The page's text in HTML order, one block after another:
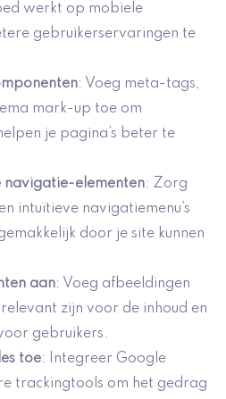
werkt op mobiele
gebruikerservaringen te
: Voeg meta-tags,
mark-up toe om
je pagina’s beter te
navigatie-elementen: Zorg
intuïtieve navigatiemenu’s
door je site kunnen
aan: Voeg afbeeldingen
relevant zijn voor de inhoud en
gebruikers.
toe: Integreer Google
trackingtools om het gedrag